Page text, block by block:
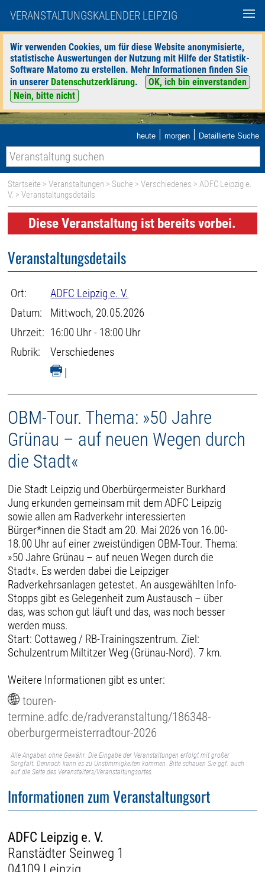
VERANSTALTUNGSKALENDER LEIPZIG
Wir verwenden Cookies, um für diese Website anonymisierte,
statistische Auswertungen der Nutzung mit Hilfe der Statistik-
Software Matomo zu erstellen. Mehr Informationen finden Sie
in unserer Datenschutzerklärung.
OK, ich bin einverstanden
Nein, bitte nicht
heute | morgen | Detaillierte Suche
Startseite >Veranstaltungen > Suche >Verschiedenes >ADFC Leipzig e.
V. > Veranstaltungsdetails
Diese Veranstaltung ist bereits vorbei.
Veranstaltungsdetails
Ort:
ADFC Leipzig e. V.
Datum:
Mittwoch, 20.05.2026
Uhrzeit: 16:00 Uhr - 18:00 Uhr
Rubrik:
Verschiedenes
|
OBM-Tour. Thema: »50 Jahre
Grünau – auf neuen Wegen durch
die Stadt«
Die Stadt Leipzig und Oberbürgermeister Burkhard
Jung erkunden gemeinsam mit dem ADFC Leipzig
sowie allen am Radverkehr interessierten
Bürger*innen die Stadt am 20. Mai 2026 von 16.00-
18.00 Uhr auf einer zweistündigen OBM-Tour. Thema:
»50 Jahre Grünau – auf neuen Wegen durch die
Stadt«. Es werden dabei die Leipziger
Radverkehrsanlagen getestet. An ausgewählten Info-
Stopps gibt es Gelegenheit zum Austausch – über
das, was schon gut läuft und das, was noch besser
werden muss.
Start: Cottaweg / RB-Trainingszentrum. Ziel:
Schulzentrum Miltitzer Weg (Grünau-Nord). 7 km.
Weitere Informationen gibt es unter:
touren-
termine.adfc.de/radveranstaltung/186348-
oberburgermeisterradtour-2026
Alle Angaben ohne Gewähr. Die Eingabe der Veranstaltungen erfolgt mit großer
Sorgfalt. Dennoch kann es zu Unstimmigkeiten kommen. Bitte schauen Sie ggf. auch
auf die Seite des Veranstalters/Veranstaltungsortes.
Informationen zum Veranstaltungsort
ADFC Leipzig e. V.
Ranstädter Seinweg 1